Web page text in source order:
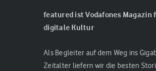
featured ist Vodafones Magazin
digitale Kultur
Als Begleiter auf dem Weg ins
Zeitalter liefern wir die besten